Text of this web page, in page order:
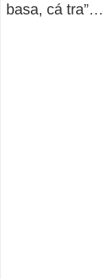
basa, cá tra”…